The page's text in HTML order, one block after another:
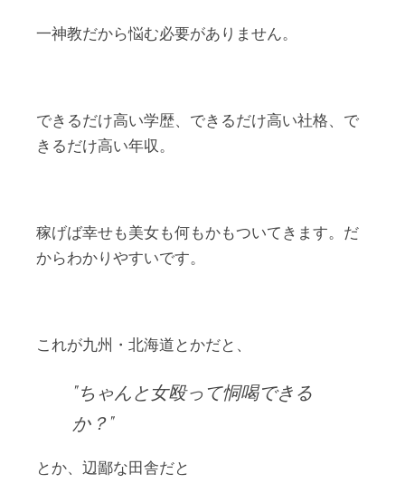
一神教だから悩む必要がありません。
できるだけ高い学歴、できるだけ高い社格、で
きるだけ高い年収。
稼げば幸せも美女も何もかもついてきます。だ
からわかりやすいです。
これが九州・北海道とかだと、
ちゃんと女殴って恫喝できる
か？
とか、辺鄙な田舎だと